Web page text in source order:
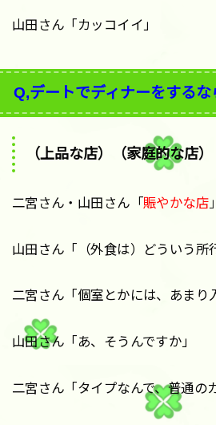
山田さん「カッコイイ」
Q,デートでディナーをするな
（上品な店）（家庭的な店）
二宮さん・山田さん「賑やかな店 」
山田さん「（外食は）どういう所
二宮さん「個室とかには、あまり
山田さん「あ、そうんですか」
二宮さん「タイプなんで、普通の